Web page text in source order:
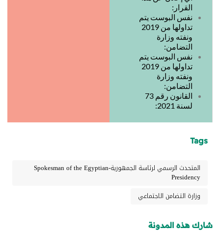
القرار:
نفس البوست يتم
تداولها من 2019
ونفته وزارة
التضامن:
نفس البوست يتم
تداولها من 2019
ونفته وزارة
التضامن:
القانون رقم 73
لسنة 2021:
Tags
المتحدث الرسمي لرئاسة الجمهورية-Spokesman of the Egyptian
Presidency
وزارة التضامن الاجتماعي
شارك هذه المدونة